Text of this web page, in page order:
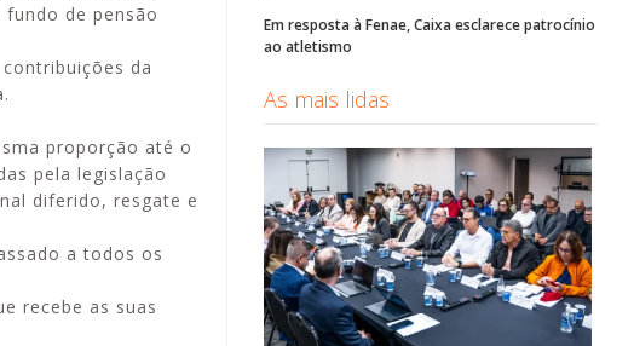
de pensão
da
proporção até o
pela legislação
diferido, resgate e
a todos os
recebe as suas
Em resposta à Fenae, Caixa esclarece patrocínio
ao atletismo
As mais lidas